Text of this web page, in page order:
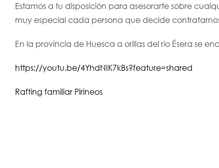
Estamos a tu disposición para asesorarte sobre
muy especial cada persona que decide
En la provincia de Huesca a orillas del río Ésera se
https://youtu.be/4YhdNIK7kBs?feature=shared
Rafting familiar Pirineos